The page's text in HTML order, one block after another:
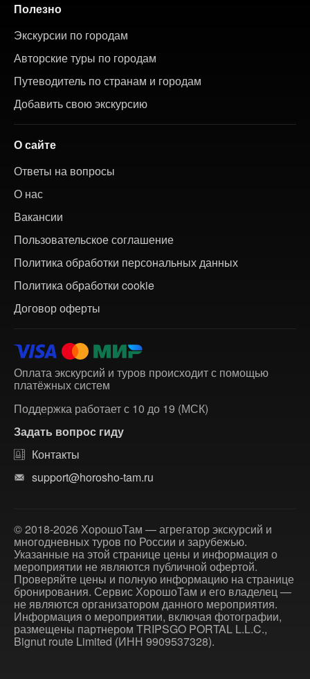
Полезно
Экскурсии по городам
Авторские туры по городам
Путеводитель по странам и городам
Добавить свою экскурсию
О сайте
Ответы на вопросы
О нас
Вакансии
Пользовательское соглашение
Политика обработки персональных данных
Политика обработки cookie
Договор оферты
Оплата экскурсий и туров происходит с помощью
платёжных систем
Поддержка работает с 10 до 19 (МСК)
Задать вопрос гиду
Контакты
support@horosho-tam.ru
© 2018-2026 ХорошоТам — агрегатор экскурсий и
многодневных туров по России и зарубежью.
Указанные на этой странице цены и информация о
мероприятии не являются публичной офертой.
Проверяйте цены и полную информацию на странице
бронирования. Сервис ХорошоТам и его владелец —
не являются организатором данного мероприятия.
Информация о мероприятии, включая фотографии,
размещены партнером TRIPSGO PORTAL L.L.C.,
Bignut route Limited (ИНН 9909537328).